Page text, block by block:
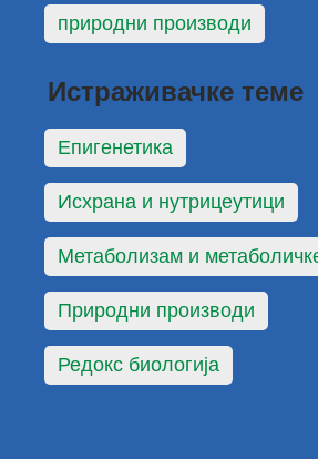
природни производи
Истраживачке теме
Епигенетика
Исхрана и нутрицеутици
Метаболизам и
Природни производи
Редокс биологија